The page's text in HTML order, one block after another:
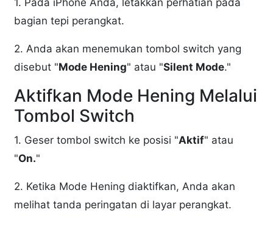
bagian tepi perangkat.
2. Anda akan menemukan tombol switch yang
disebut "Mode Hening" atau "Silent Mode."
Aktifkan Mode Hening Melalui
Tombol Switch
1. Geser tombol switch ke posisi "Aktif" atau
"On."
2. Ketika Mode Hening diaktifkan, Anda akan
melihat tanda peringatan di layar perangkat.